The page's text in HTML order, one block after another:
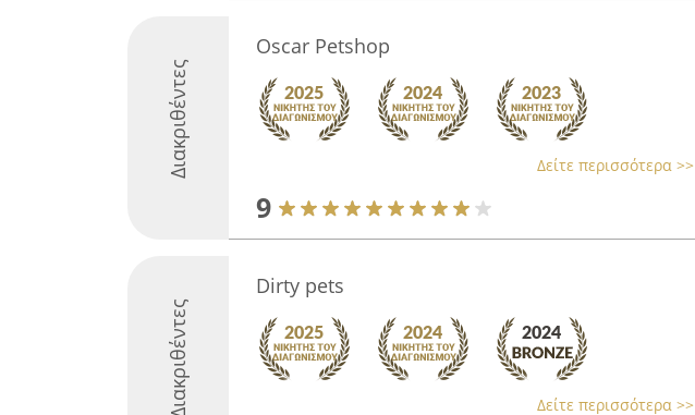
Διακριθέντες
Oscar Petshop
Δείτε περισσότερα >>
9
Διακριθέντες
Dirty pets
Δείτε περισσότερα >>